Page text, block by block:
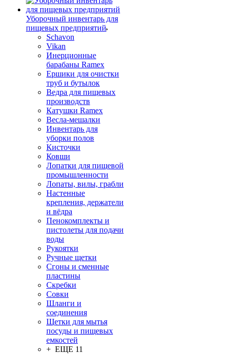
Уборочный инвентарь для
пищевых предприятий
Schavon
Vikan
Инерционные
барабаны Ramex
Ершики для очистки
труб и бутылок
Ведра для пищевых
производств
Катушки Ramex
Весла-мешалки
Инвентарь для
уборки полов
Кисточки
Ковши
Лопатки для пищевой
промышленности
Лопаты, вилы, грабли
Настенные
крепления, держатели
и вёдра
Пенокомплекты и
пистолеты для подачи
воды
Рукоятки
Ручные щетки
Сгоны и сменные
пластины
Скребки
Совки
Шланги и
соединения
Щетки для мытья
посуды и пищевых
емкостей
+ ЕЩЕ 11